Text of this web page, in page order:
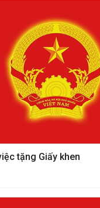
tặng Giấy khen